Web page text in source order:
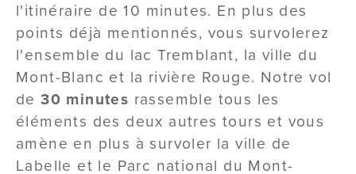
l'itinéraire de 10 minutes. En plus des
points déjà mentionnés, vous survolerez
l'ensemble du lac Tremblant, la ville du
Mont-Blanc et la rivière Rouge. Notre vol
de30 minutes rassemble tous les
éléments des deux autres tours et vous
amène en plus à survoler la ville de
Labelle et le Parc national du Mont-